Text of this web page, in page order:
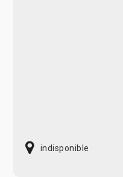
indisponible